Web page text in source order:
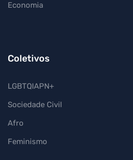
Economia
Coletivos
LGBTQIAPN+
Sociedade Civil
Afro
Feminismo